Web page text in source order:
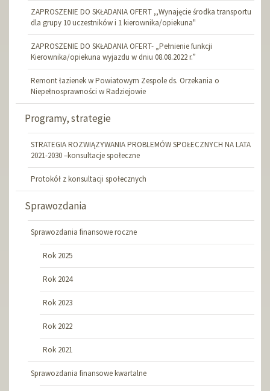
ZAPROSZENIE DO SKŁADANIA OFERT ,,Wynajęcie środka transportu
dla grupy 10 uczestników i 1 kierownika/opiekuna"
ZAPROSZENIE DO SKŁADANIA OFERT- „Pełnienie funkcji
Kierownika/opiekuna wyjazdu w dniu 08.08.2022 r.”
Remont łazienek w Powiatowym Zespole ds. Orzekania o
Niepełnosprawności w Radziejowie
Programy, strategie
STRATEGIA ROZWIĄZYWANIA PROBLEMÓW SPOŁECZNYCH NA LATA
2021-2030 –konsultacje społeczne
Protokół z konsultacji społecznych
Sprawozdania
Sprawozdania finansowe roczne
Rok 2025
Rok 2024
Rok 2023
Rok 2022
Rok 2021
Sprawozdania finansowe kwartalne